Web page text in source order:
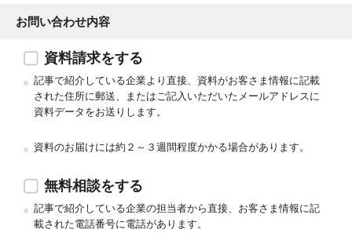
お問い合わせ内容
資料請求をする
記事で紹介している企業より直接、資料がお客さま情報に記載
された住所に郵送、またはご記入いただいたメールアドレスに
資料データをお送りします。
資料のお届けには約２～３週間程度かかる場合があります。
無料相談をする
記事で紹介している企業の担当者から直接、お客さま情報に記
載された電話番号に電話があります。